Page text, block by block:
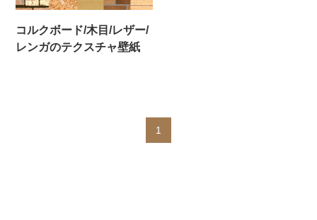
コルクボード/木目/レザー/
レンガのテクスチャ壁紙
1